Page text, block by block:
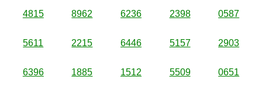
4815 8962 6236 2398 0587
5611 2215 6446 5157 2903
6396 1885 1512 5509 0651